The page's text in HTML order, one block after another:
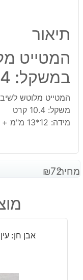
תיאור
המטייט
במשקל: 10.4 קרט
המטייט מלוטש
משקל: 10.4 קרט
מידה: 12*13 מ"מ + 10*11 מ"מ
מחיר: ₪72
אבן חן: עין